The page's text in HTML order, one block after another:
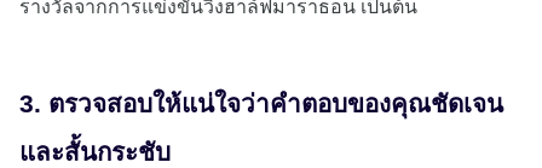
รางวัลจากการแข่งขันวิ่งฮาล์ฟมาราธอน เป็นต้น
3. ตรวจสอบให้แน่ใจว่าคำตอบของคุณชัดเจน
และสั้นกระชับ